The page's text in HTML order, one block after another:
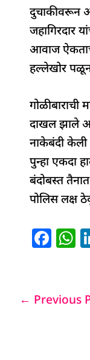
दुचाकीवरून
जहागिरदार
आवाज
हल्लेखोर
गोळीबाराची
दाखल झाले
नाकेबंदी केली
पुन्हा एकदा
बंदोबस्त
पोलिस लक्ष
F
e s
← Previous